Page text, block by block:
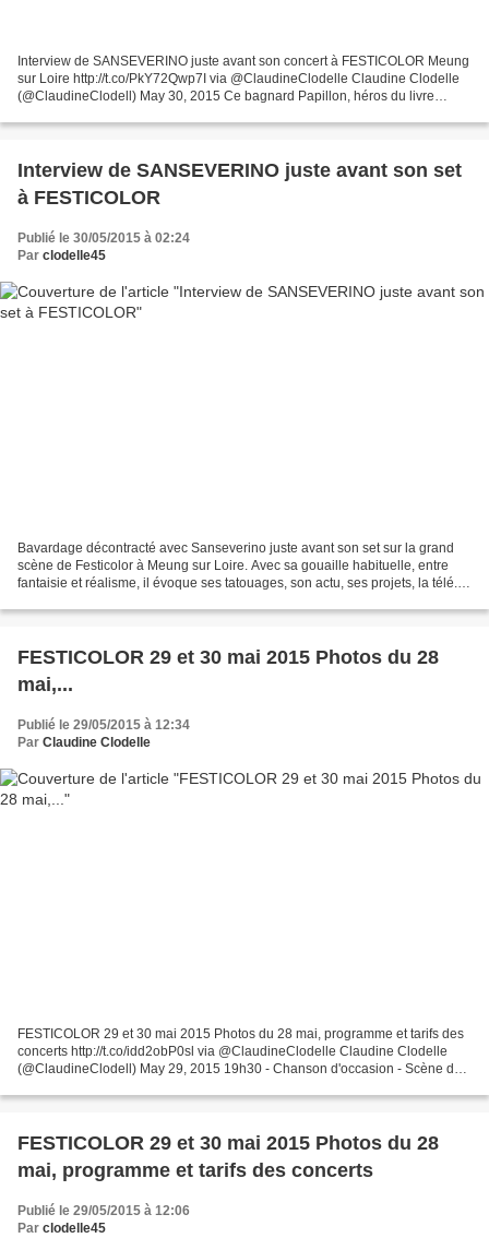
Interview de SANSEVERINO juste avant son concert à FESTICOLOR Meung
sur Loire http://t.co/PkY72Qwp7I via @ClaudineClodelle Claudine Clodelle
(@ClaudineClodell) May 30, 2015 Ce bagnard Papillon, héros du livre
Interview de SANSEVERINO juste avant son set
à FESTICOLOR
Publié le 30/05/2015 à 02:24
Par clodelle45
Bavardage décontracté avec Sanseverino juste avant son set sur la grand
scène de Festicolor à Meung sur Loire. Avec sa gouaille habituelle, entre
fantaisie et réalisme, il évoque ses tatouages, son actu, ses projets, la télé...
FESTICOLOR 29 et 30 mai 2015 Photos du 28
mai,...
Publié le 29/05/2015 à 12:34
Par Claudine Clodelle
FESTICOLOR 29 et 30 mai 2015 Photos du 28 mai, programme et tarifs des
concerts http://t.co/idd2obP0sl via @ClaudineClodelle Claudine Clodelle
(@ClaudineClodell) May 29, 2015 19h30 - Chanson d'occasion - Scène des
FESTICOLOR 29 et 30 mai 2015 Photos du 28
mai, programme et tarifs des concerts
Publié le 29/05/2015 à 12:06
Par clodelle45